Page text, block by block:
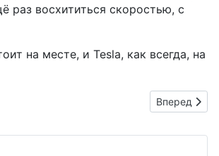
раз восхититься скоростью, с
на месте, и Tesla, как всегда, на
Следующий:
Вперед